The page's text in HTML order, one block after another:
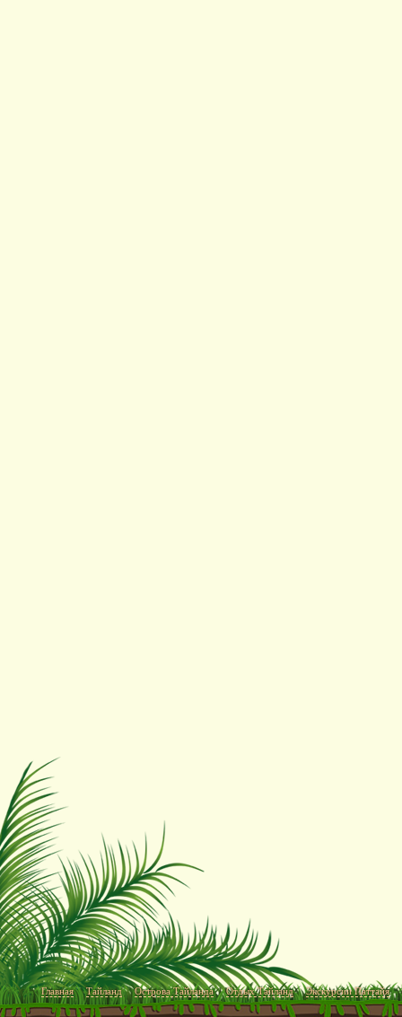
Главная Тайланд Острова Тайланда Отдых Тайланд Экскурсии Паттайя